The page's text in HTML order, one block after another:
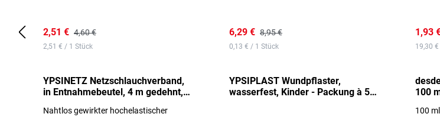
2,51 € 4,60 €
2,51 € / 1 Stück
YPSINETZ Netzschlauchverband,
in Entnahmebeutel, 4 m gedehnt,
Nahtlos gewirkter hochelastischer
6,29 € 8,95 €
0,13 € / 1 Stück
YPSIPLAST Wundpflaster,
wasserfest, Kinder - Packung à 50
1,93
19,30
100
100